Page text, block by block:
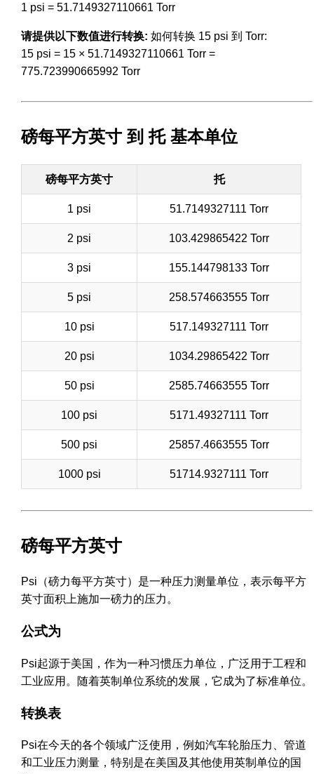
1 psi = 51.7149327110661 Torr
请提供以下数值进行转换: 如何转换 15 psi 到 Torr:
15 psi = 15 × 51.7149327110661 Torr =
775.723990665992 Torr
磅每平方英寸 到 托 基本单位
磅每平方英寸 托
1 psi 51.7149327111 Torr
2 psi 103.429865422 Torr
3 psi 155.144798133 Torr
5 psi 258.574663555 Torr
10 psi 517.149327111 Torr
20 psi 1034.29865422 Torr
50 psi 2585.74663555 Torr
100 psi 5171.49327111 Torr
500 psi 25857.4663555 Torr
1000 psi 51714.9327111 Torr
磅每平方英寸
Psi（磅力每平方英寸）是一种压力测量单位，表示每平方
英寸面积上施加一磅力的压力。
公式为
Psi起源于美国，作为一种习惯压力单位，广泛用于工程和
工业应用。随着英制单位系统的发展，它成为了标准单位。
转换表
Psi在今天的各个领域广泛使用，例如汽车轮胎压力、管道
和工业压力测量，特别是在美国及其他使用英制单位的国